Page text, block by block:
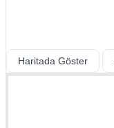
Haritada Göster